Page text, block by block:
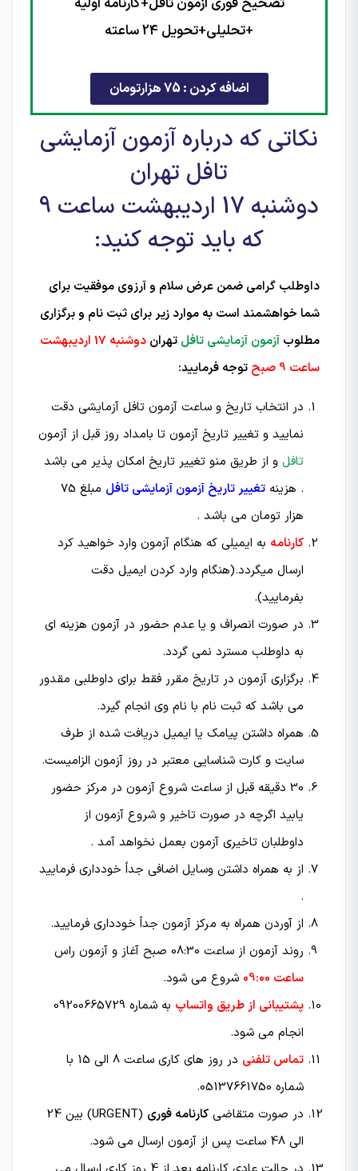
+تحلیلی+تحویل 24 ساعته
اضافه کردن : 75 هزارتومان
نکاتی که درباره آزمون آزمایشی
تافل تهران
دوشنبه 17 اردیبهشت ساعت 9
که باید توجه کنید:
داوطلب گرامی ضمن عرض سلام و آرزوی موفقیت برای
شما خواهشمند است به موارد زیر برای ثبت نام و برگزاری
مطلوب آزمون آزمایشی تافل تهران
دوشنبه 17 اردیبهشت
ساعت 9 صبح
توجه فرمایید:
در انتخاب تاریخ و ساعت آزمون تافل آزمایشی دقت
نمایید و تغییر تاریخ آزمون تا بامداد روز قبل از آزمون
تافلو از طریق منو تغییر تاریخ امکان پذیر می باشد
. هزینه تغییر تاریخ آزمون آزمایشی تافل
مبلغ 75
هزار تومان می باشد .
کارنامه به ایمیلی که هنگام آزمون وارد خواهید کرد
ارسال میگردد.(هنگام وارد کردن ایمیل دقت
بفرمایید).
در صورت انصراف و یا عدم حضور در آزمون هزینه ای
به داوطلب مسترد نمی گردد.
برگزاری آزمون در تاریخ مقرر فقط برای داوطلبی مقدور
می باشد که ثبت نام با نام وی انجام گیرد.
همراه داشتن پیامک یا ایمیل دریافت شده از طرف
سایت و کارت شناسایی معتبر در روز آزمون الزامیست.
30 دقیقه قبل از ساعت شروع آزمون در مركز حضور
یابید اگرچه در صورت تاخیر و شروع آزمون از
داوطلبان تاخیری آزمون بعمل نخواهد آمد .
از به همراه داشتن وسایل اضافی جداً خودداری فرمایید
.
از آوردن همراه به مركز آزمون جداً خودداری فرمایید.
روند آزمون از ساعت 08:30 صبح آغاز و آزمون راس
ساعت 09:00
شروع می شود.
پشتیبانی از طریق واتساپ
به شماره 09200665729
انجام می شود.
تماس تلفنی
در روز های کاری ساعت 8 الی 15 با
شماره 05137661750.
در صورت متقاضی کارنامه فوری
(URGENT) بین 24
الی 48 ساعت پس از آزمون ارسال می شود.